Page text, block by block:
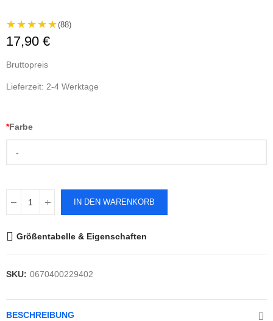
★★★★★(88)
17,90 €
Bruttopreis
Lieferzeit: 2-4 Werktage
*Farbe
-
IN DEN WARENKORB
Größentabelle & Eigenschaften
SKU: 0670400229402
BESCHREIBUNG